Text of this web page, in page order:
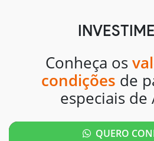
Conheça os
condições de
especiais de
QUERO